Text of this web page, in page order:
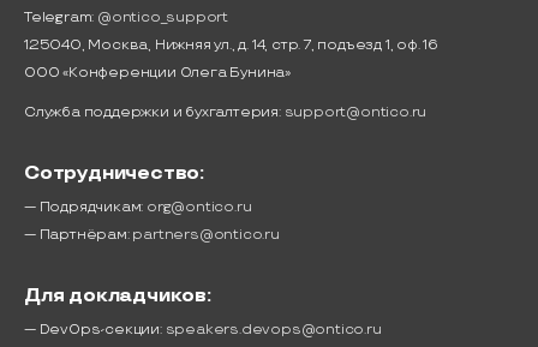
Telegram: @ontico_support
125040, Москва, Нижняя ул., д. 14, стр. 7, подъезд 1, оф. 16
ООО «Конференции Олега Бунина»
Служба поддержки и бухгалтерия: support@ontico.ru
Сотрудничество:
— Подрядчикам: org@ontico.ru
— Партнёрам: partners@ontico.ru
Для докладчиков:
— DevOps-секции: speakers.devops@ontico.ru